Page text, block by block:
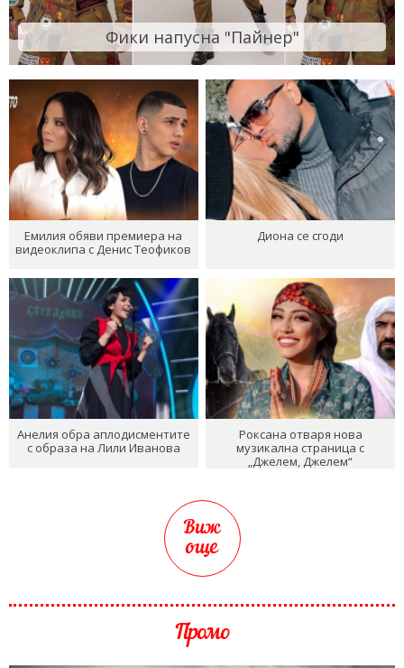
Фики напусна "Пайнер"
Емилия обяви премиера на
видеоклипа с Денис Теофиков
Диона се сгоди
Анелия обра аплодисментите
с образа на Лили Иванова
Роксана отваря нова
музикална страница с
„Джелем, Джелем“
Виж
още
Промо